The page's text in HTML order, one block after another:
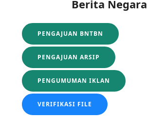
Berita Negara
PENGAJUAN BNTBN
PENGAJUAN ARSIP
PENGUMUMAN IKLAN
VERIFIKASI FILE